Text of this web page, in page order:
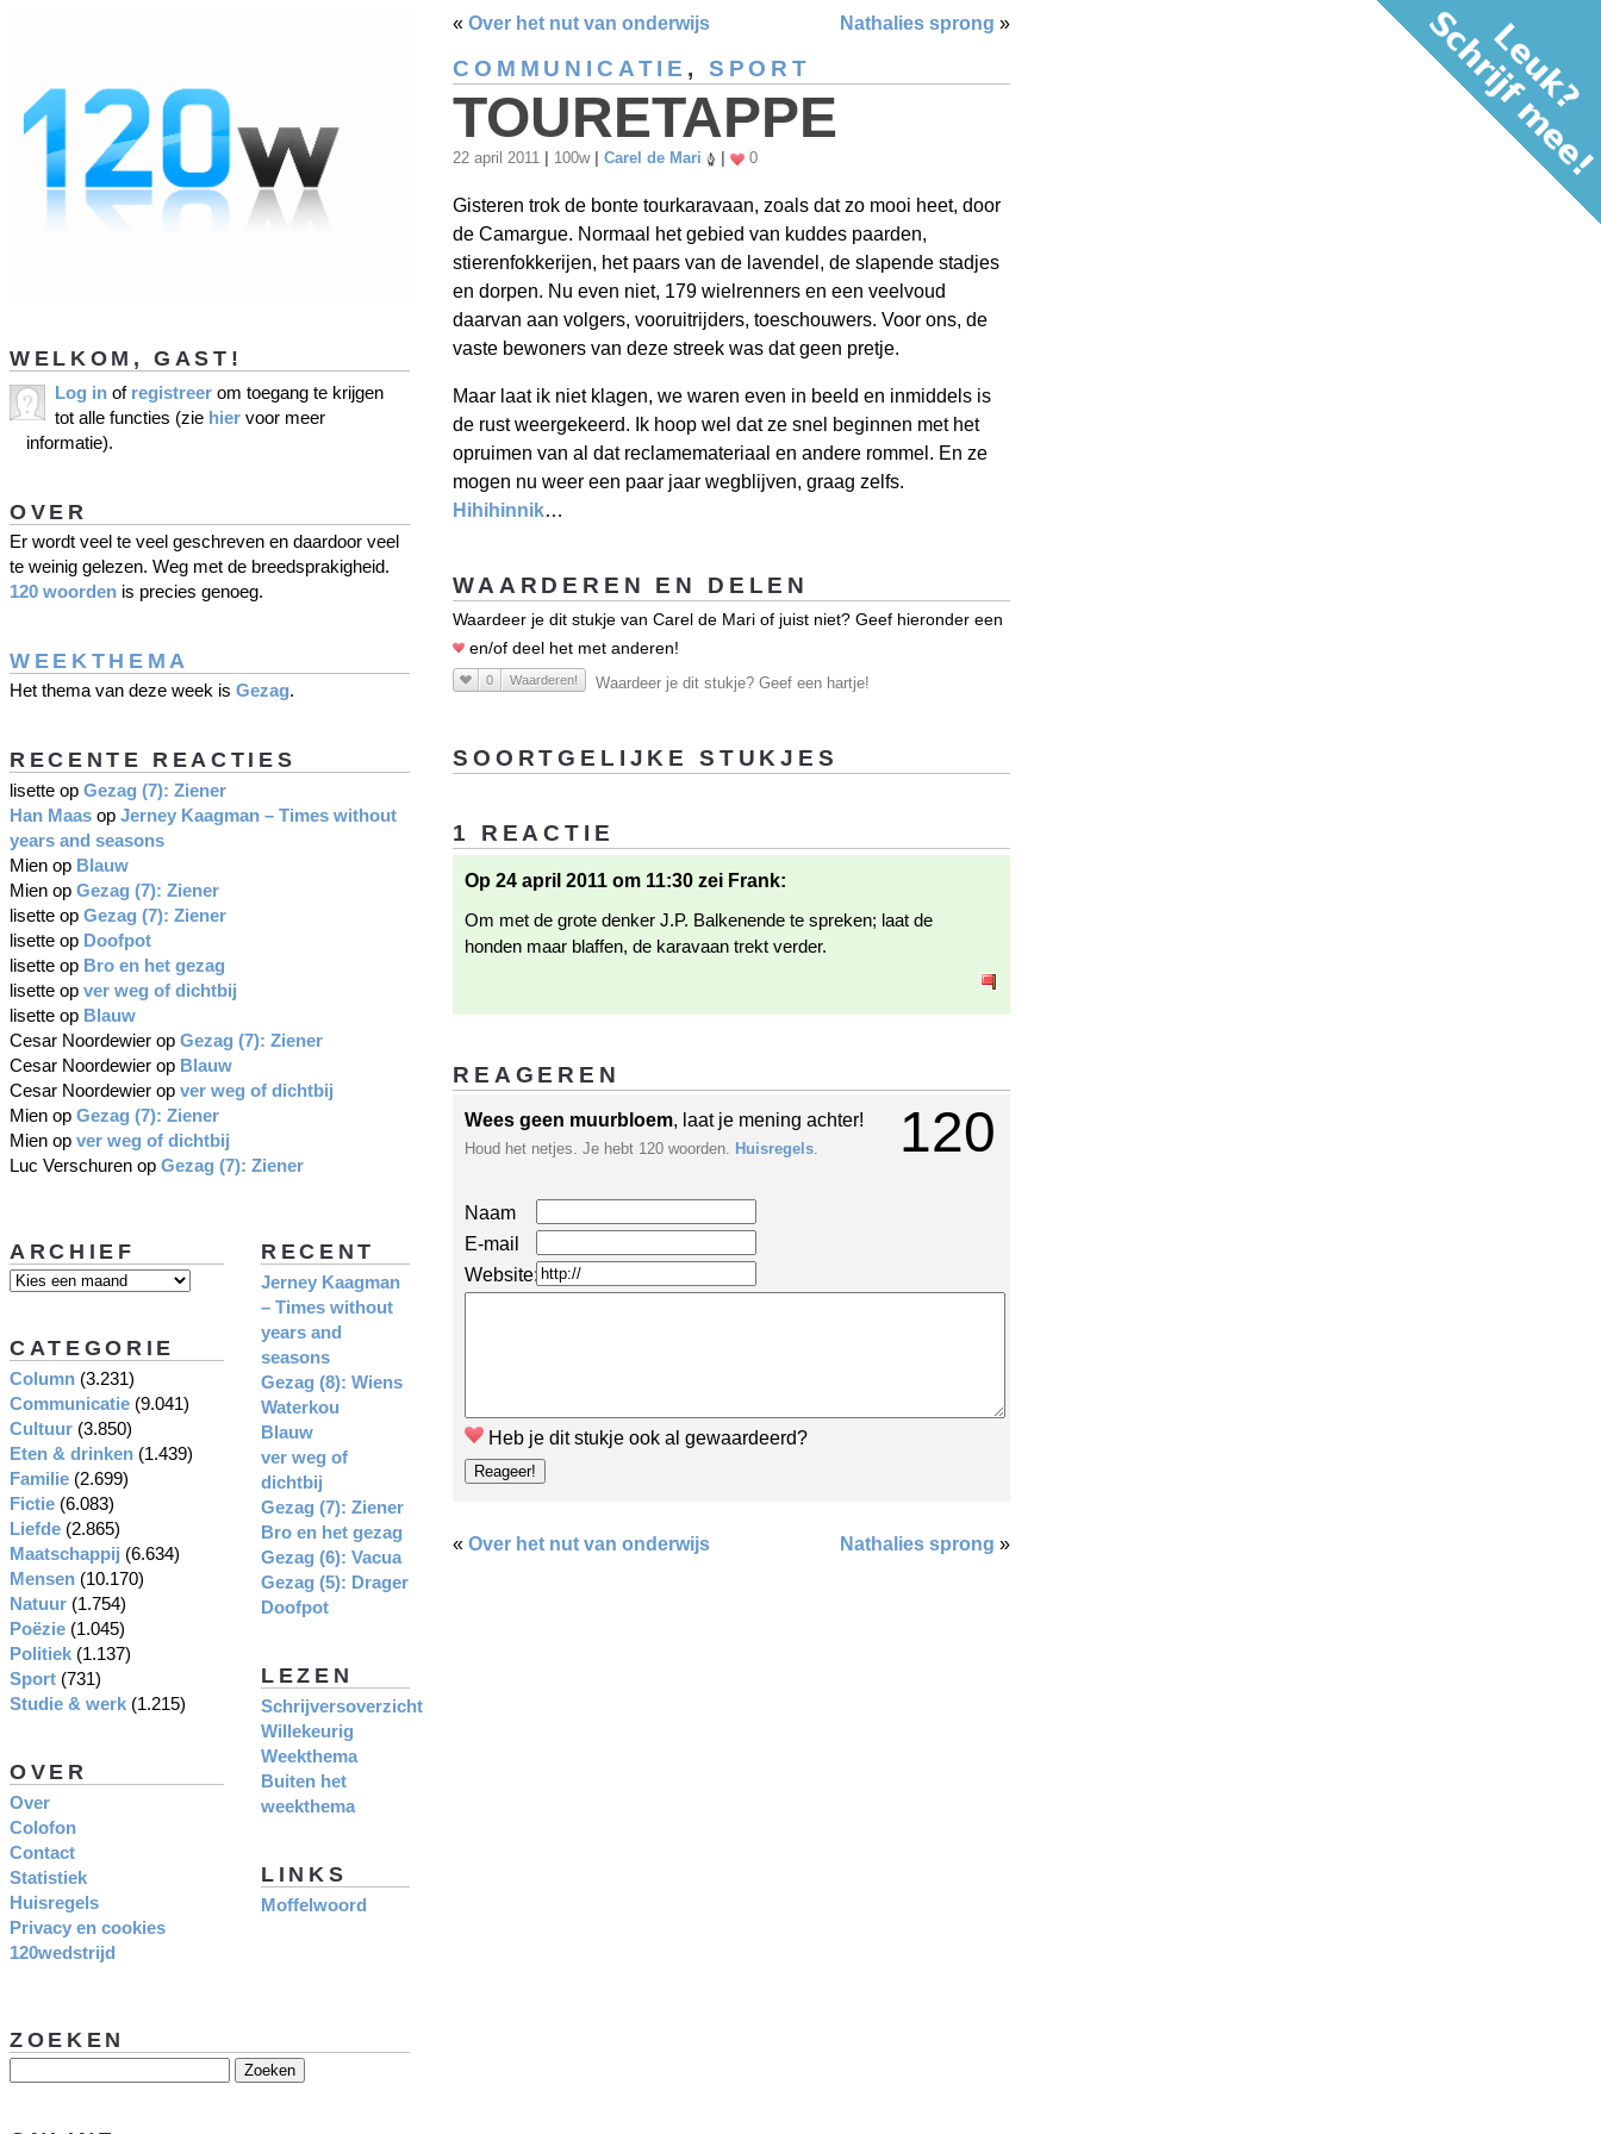
« Over het nut van onderwijs Nathalies sprong »
COMMUNICATIE , SPORT
TOURETAPPE
22 april 2011 100w Carel de Mari 0
Gisteren trok de bonte tourkaravaan, zoals dat zo mooi heet, door
de Camargue. Normaal het gebied van kuddes paarden,
stierenfokkerijen, het paars van de lavendel, de slapende stadjes
en dorpen. Nu even niet, 179 wielrenners en een veelvoud
daarvan aan volgers, vooruitrijders, toeschouwers. Voor ons, de
vaste bewoners van deze streek was dat geen pretje.
Maar laat ik niet klagen, we waren even in beeld en inmiddels is
de rust weergekeerd. Ik hoop wel dat ze snel beginnen met het
opruimen van al dat reclamemateriaal en andere rommel. En ze
mogen nu weer een paar jaar wegblijven, graag zelfs.
Hihihinnik…
WAARDEREN EN DELEN
Waardeer je dit stukje van Carel de Mari of juist niet? Geef hieronder een
en/of deel het met anderen!
0 Waarderen! Waardeer je dit stukje? Geef een hartje!
SOORTGELIJKE STUKJES
1 REACTIE
Op 24 april 2011 om 11:30 zei Frank:
Om met de grote denker J.P. Balkenende te spreken; laat de
honden maar blaffen, de karavaan trekt verder.
REAGEREN
120
Wees geen muurbloem, laat je mening achter!
Houd het netjes. Je hebt 120 woorden. Huisregels.
Naam
E-mail
Website:
Heb je dit stukje ook al gewaardeerd?
« Over het nut van onderwijs Nathalies sprong »
WELKOM, GAST!
Log in of registreer om toegang te krijgen
tot alle functies (zie hier voor meer
informatie).
OVER
Er wordt veel te veel geschreven en daardoor veel
te weinig gelezen. Weg met de breedsprakigheid.
120 woorden is precies genoeg.
WEEKTHEMA
Het thema van deze week is Gezag.
RECENTE REACTIES
lisette op Gezag (7): Ziener
Han Maas op Jerney Kaagman – Times without
years and seasons
Mien op Blauw
Mien op Gezag (7): Ziener
lisette op Gezag (7): Ziener
lisette op Doofpot
lisette op Bro en het gezag
lisette op ver weg of dichtbij
lisette op Blauw
Cesar Noordewier op Gezag (7): Ziener
Cesar Noordewier op Blauw
Cesar Noordewier op ver weg of dichtbij
Mien op Gezag (7): Ziener
Mien op ver weg of dichtbij
Luc Verschuren op Gezag (7): Ziener
RECENT
Jerney Kaagman
– Times without
years and
seasons
Gezag (8): Wiens
Waterkou
Blauw
ver weg of
dichtbij
Gezag (7): Ziener
Bro en het gezag
Gezag (6): Vacua
Gezag (5): Drager
Doofpot
LEZEN
Schrijversoverzicht
Willekeurig
Weekthema
Buiten het
weekthema
LINKS
Moffelwoord
ARCHIEF
CATEGORIE
Column (3.231)
Communicatie (9.041)
Cultuur (3.850)
Eten & drinken (1.439)
Familie (2.699)
Fictie (6.083)
Liefde (2.865)
Maatschappij (6.634)
Mensen (10.170)
Natuur (1.754)
Poëzie (1.045)
Politiek (1.137)
Sport (731)
Studie & werk (1.215)
OVER
Over
Colofon
Contact
Statistiek
Huisregels
Privacy en cookies
120wedstrijd
ZOEKEN